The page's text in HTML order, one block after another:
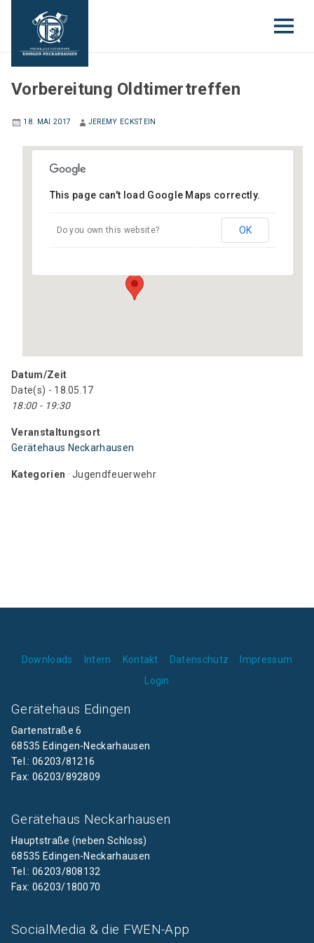
JUGENDFEUERWEHR
Vorbereitung Oldtimertreffen
18. MAI 2017 JEREMY ECKSTEIN
Hauptstraße (neben Schloss) - Edingen-
Neckarhausen
This page can't load Google Maps correctly.
Do you own this website? OK
Datum/Zeit
Date(s) - 18.05.17
18:00 - 19:30
Veranstaltungsort
Gerätehaus Neckarhausen
Kategorien · Jugendfeuerwehr
Downloads Intern Kontakt Datenschutz
Impressum
Login
Gerätehaus Edingen
Gartenstraße 6
68535 Edingen-Neckarhausen
Tel.: 06203/81216
Fax: 06203/892809
Gerätehaus Neckarhausen
Hauptstraße (neben Schloss)
68535 Edingen-Neckarhausen
Tel.: 06203/808132
Fax: 06203/180070
SocialMedia & die FWEN-App